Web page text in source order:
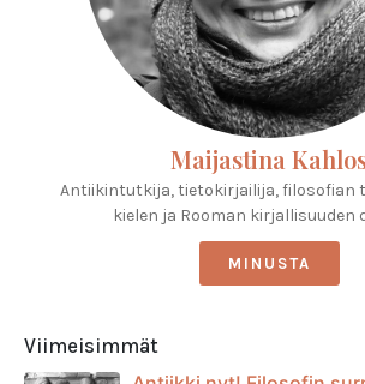
Maijastina
Antiikintutkija, tietokirjailija, filosofian
kielen ja Rooman kirjallisuuden
MINUSTA
Viimeisimmät